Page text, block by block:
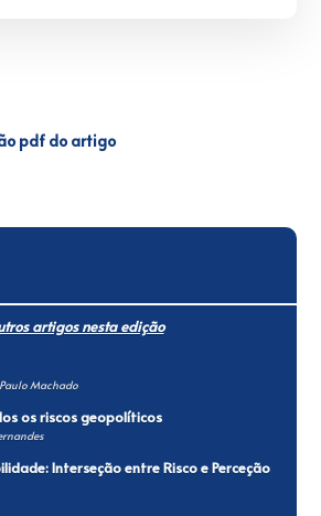
pdf do artigo
artigos nesta edição
Machado
os riscos geopolíticos
Interseção entre Risco e Perceção